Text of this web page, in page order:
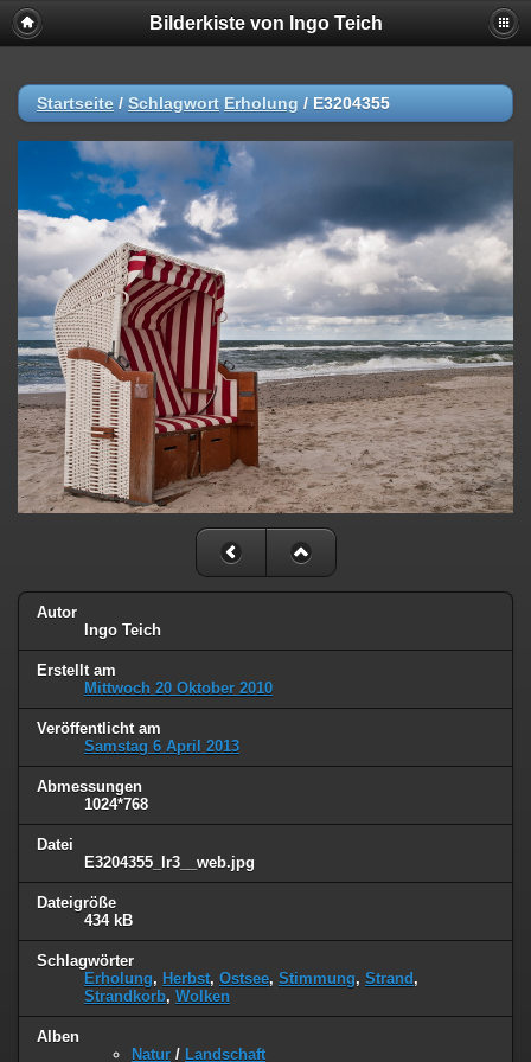
Bilderkiste von Ingo Teich
Startseite / Schlagwort Erholung / E3204355
Autor
Ingo Teich
Erstellt am
Mittwoch 20 Oktober 2010
Veröffentlicht am
Samstag 6 April 2013
Abmessungen
1024*768
Datei
E3204355_lr3__web.jpg
Dateigröße
434 kB
Schlagwörter
Erholung, Herbst, Ostsee, Stimmung, Strand ,
Strandkorb, Wolken
Alben
Natur / Landschaft